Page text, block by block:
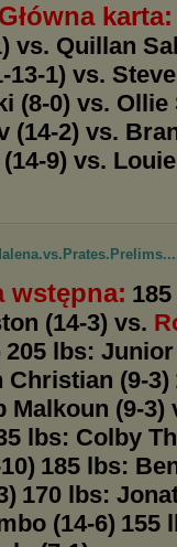
Główna karta:
vs. Quillan
1) vs.
(8-0) vs. Ollie
(14-2) vs.
9) vs.
wstępna:
(14-3) vs.
205 lbs: Junior
Christian (9-3)
Malkoun (9-3)
lbs: Colby
185 lbs:
170 lbs:
(14-6) 155